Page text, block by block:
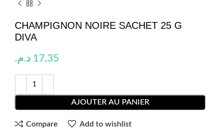
CHAMPIGNON NOIRE SACHET 25 G
DIVA
17,35 د.م.
AJOUTER AU PANIER
Compare Add to wishlist